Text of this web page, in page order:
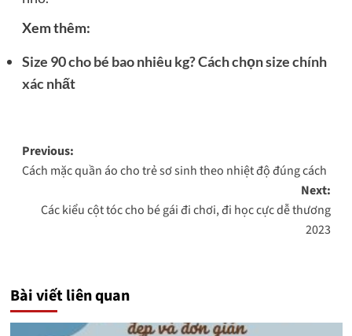
Xem thêm:
Size 90 cho bé bao nhiêu kg? Cách chọn size chính
xác nhất
Post
navigation
Previous:
Cách mặc quần áo cho trẻ sơ sinh theo nhiệt độ đúng cách
Next:
Các kiểu cột tóc cho bé gái đi chơi, đi học cực dễ thương
2023
Bài viết liên quan